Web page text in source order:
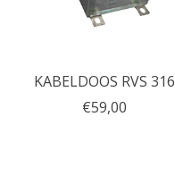
KABELDOOS RVS 316
€59,00